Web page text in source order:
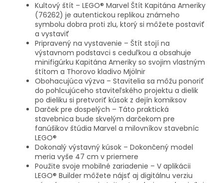
Kultový štít – LEGO® Marvel Štít Kapitána Ameriky
(76262) je autentickou replikou známeho
symbolu dobra proti zlu, ktorý si môžete postaviť
a vystaviť
Pripravený na vystavenie – Štít stojí na
výstavnom podstavci s ceduľkou a obsahuje
minifigúrku Kapitána Ameriky so svojim vlastným
štítom a Thorovo kladivo Mjölnir
Obohacujúca výzva – Stavitelia sa môžu ponoriť
do pohlcujúceho staviteľského projektu a dielik
po dieliku si pretvoriť kúsok z dejín komiksov
Darček pre dospelých – Táto praktická
stavebnica bude skvelým darčekom pre
fanúšikov štúdia Marvel a milovníkov stavebníc
LEGO®
Dokonalý výstavný kúsok – Dokončený model
meria vyše 47 cm v priemere
Použite svoje mobilné zariadenie – V aplikácii
LEGO® Builder môžete nájsť aj digitálnu verziu